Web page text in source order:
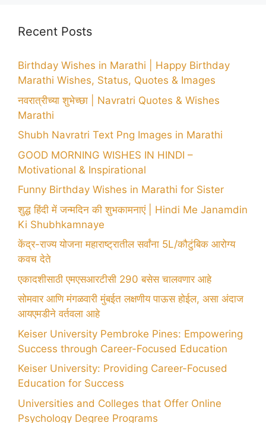
Recent Posts
Birthday Wishes in Marathi | Happy Birthday
Marathi Wishes, Status, Quotes & Images
नवरात्रीच्या शुभेच्छा | Navratri Quotes & Wishes
Marathi
Shubh Navratri Text Png Images in Marathi
GOOD MORNING WISHES IN HINDI –
Motivational & Inspirational
Funny Birthday Wishes in Marathi for Sister
शुद्ध हिंदी में जन्मदिन की शुभकामनाएं | Hindi Me Janamdin
Ki Shubhkamnaye
केंद्र-राज्य योजना महाराष्ट्रातील सर्वांना 5L/कौटुंबिक आरोग्य
कवच देते
एकादशीसाठी एमएसआरटीसी 290 बसेस चालवणार आहे
सोमवार आणि मंगळवारी मुंबईत लक्षणीय पाऊस होईल, असा अंदाज
आयएमडीने वर्तवला आहे
Keiser University Pembroke Pines: Empowering
Success through Career-Focused Education
Keiser University: Providing Career-Focused
Education for Success
Universities and Colleges that Offer Online
Psychology Degree Programs